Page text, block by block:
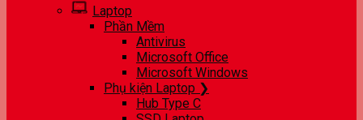
Laptop
Phần Mềm
Antivirus
Microsoft Office
Microsoft Windows
Phụ kiện Laptop ❯
Hub Type C